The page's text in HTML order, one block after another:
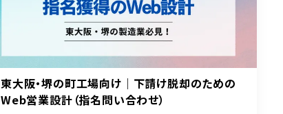
東大阪・堺の町工場向け｜下請け脱却のための
Web営業設計（指名問い合わせ）